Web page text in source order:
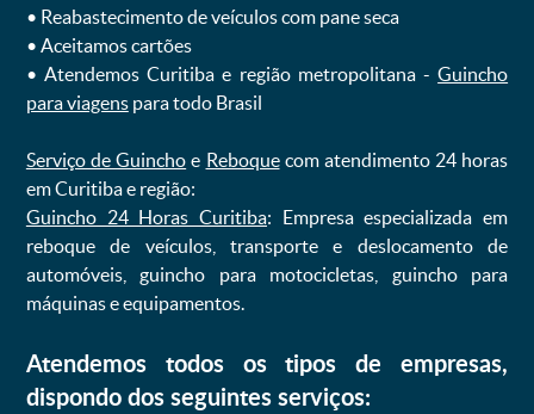
ㅤㅤ• Reabastecimento de veículos com pane seca
ㅤㅤ• Aceitamos cartões
ㅤㅤ• Atendemos Curitiba e região metropolitana -Guincho
para viagenspara todo Brasil
Serviço de Guincho e Reboquecom atendimento 24 horas
em Curitiba e região:
Guincho 24 Horas Curitiba: Empresa especializada em
reboque de veículos, transporte e deslocamento de
automóveis, guincho para motocicletas, guincho para
máquinas e equipamentos.
Atendemos todos os tipos de empresas,
dispondo dos seguintes serviços: